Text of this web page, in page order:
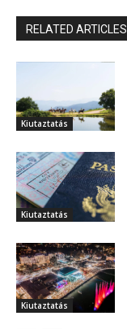
RELATED ARTICLES
Kiutaztatás
Kiutaztatás
Kiutaztatás